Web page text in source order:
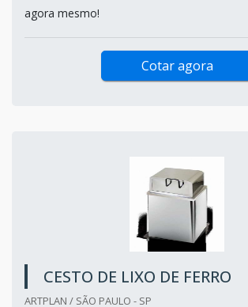
agora mesmo!
Cotar agora
CESTO DE LIXO DE FERRO
ARTPLAN / SÃO PAULO - SP